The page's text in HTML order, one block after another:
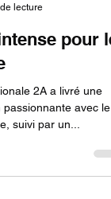
lecture
pour le
2A a livré une
avec le
tête, suivi par un...